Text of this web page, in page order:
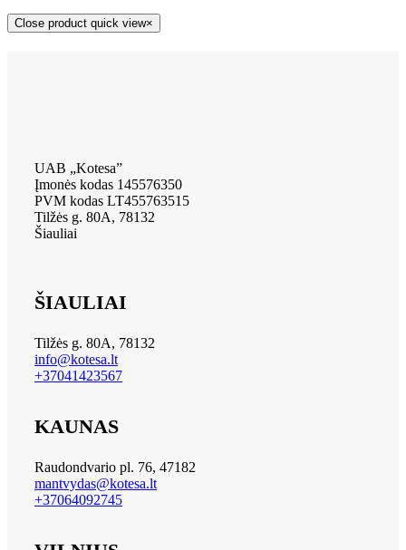
Close product quick view×
UAB „Kotesa”
Įmonės kodas 145576350
PVM kodas LT455763515
Tilžės g. 80A, 78132
Šiauliai
ŠIAULIAI
Tilžės g. 80A, 78132
info@kotesa.lt
+37041423567
KAUNAS
Raudondvario pl. 76, 47182
mantvydas@kotesa.lt
+37064092745